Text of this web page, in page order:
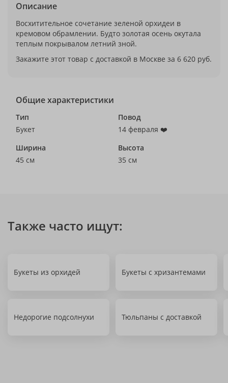
Описание
Восхитительное сочетание зеленой орхидеи в
кремовом обрамлении. Будто золотая осень окутала
теплым покрывалом летний зной.
Закажите этот товар с доставкой в Москве за 6 620 руб.
Общие характеристики
Тип
Букет
Повод
14 февраля ❤️
Ширина
45 см
Высота
35 см
Также часто ищут:
Букеты из орхидей Букеты с хризантемами
Недорогие подсолнухи Тюльпаны с доставкой